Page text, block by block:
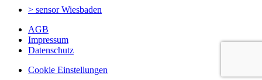
> sensorWiesbaden
AGB
Impressum
Datenschutz
Cookie Einstellungen